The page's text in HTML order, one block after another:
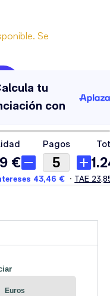
Se
Euros